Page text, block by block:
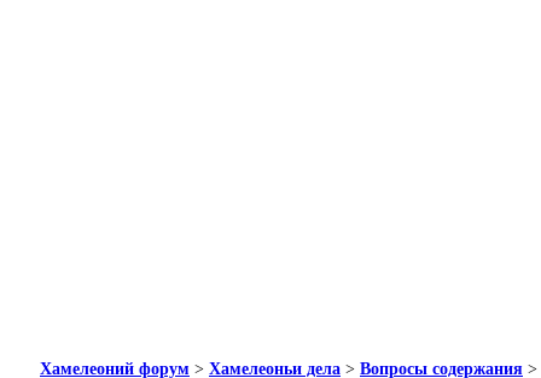
Хамелеоний форум > Хамелеоньи дела > Вопросы содержания >